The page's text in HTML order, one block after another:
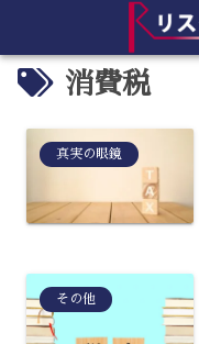
消費税
真実の眼鏡
その他